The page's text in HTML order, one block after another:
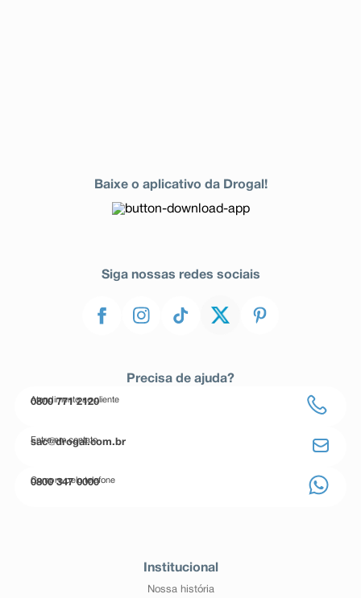
Baixe o aplicativo da Drogal!
Siga nossas redes sociais
Precisa de ajuda?
Atendimento ao cliente
0800 771 2120
Entre em contato
sac@drogal.com.br
Compre pelo telefone
0800 347 0000
Institucional
Nossa história